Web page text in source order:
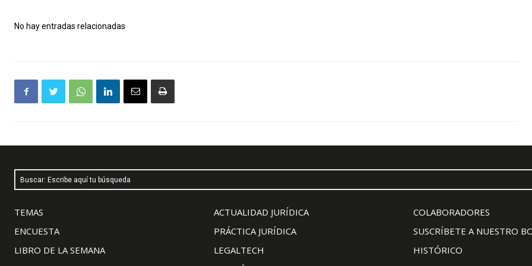
No hay entradas relacionadas
Buscar: Escribe aquí tu búsqueda
TEMAS
ENCUESTA
LIBRO DE LA SEMANA
ACTUALIDAD JURÍDICA
PRÁCTICA JURÍDICA
LEGALTECH
COLABORADORES
SUSCRÍBETE A NUESTRO
HISTÓRICO